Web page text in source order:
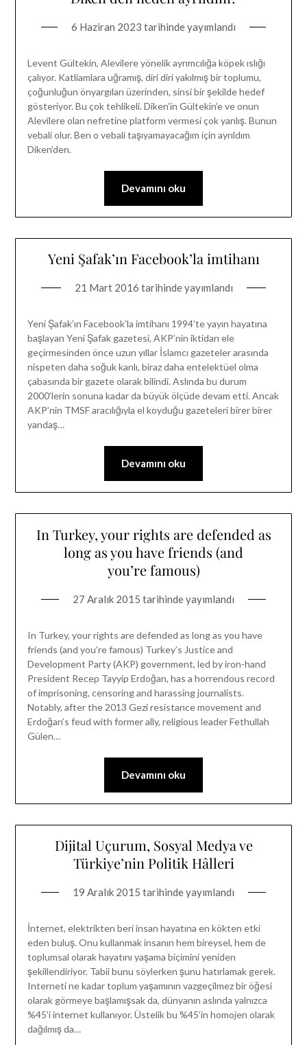
6 Haziran 2023 tarihinde yayımlandı
Levent Gültekin, Alevilere yönelik ayrımcılığa köpek ıslığı
çalıyor. Katliamlara uğramış, diri diri yakılmış bir toplumu,
çoğunluğun önyargıları üzerinden, sinsi bir şekilde hedef
gösteriyor. Bu çok tehlikeli. Diken’in Gültekin’e ve onun
Alevilere olan nefretine platform vermesi çok yanlış. Bunun
vebali olur. Ben o vebali taşıyamayacağım için ayrıldım
Diken’den.
Devamını oku
Yeni Şafak’ın Facebook’la imtihanı
21 Mart 2016 tarihinde yayımlandı
Yeni Şafak’ın Facebook’la imtihanı 1994’te yayın hayatına
başlayan Yeni Şafak gazetesi, AKP’nin iktidarı ele
geçirmesinden önce uzun yıllar İslamcı gazeteler arasında
nispeten daha soğuk kanlı, biraz daha entelektüel olma
çabasında bir gazete olarak bilindi. Aslında bu durum
2000’lerin sonuna kadar da büyük ölçüde devam etti. Ancak
AKP’nin TMSF aracılığıyla el koyduğu gazeteleri birer birer
yandaş…
Devamını oku
In Turkey, your rights are defended as
long as you have friends (and
you’re famous)
27 Aralık 2015 tarihinde yayımlandı
In Turkey, your rights are defended as long as you have
friends (and you’re famous) Turkey’s Justice and
Development Party (AKP) government, led by iron-hand
President Recep Tayyip Erdoğan, has a horrendous record
of imprisoning, censoring and harassing journalists.
Notably, after the 2013 Gezi resistance movement and
Erdoğan’s feud with former ally, religious leader Fethullah
Gülen…
Devamını oku
Dijital Uçurum, Sosyal Medya ve
Türkiye’nin Politik Hâlleri
19 Aralık 2015 tarihinde yayımlandı
İnternet, elektrikten beri insan hayatına en kökten etki
eden buluş. Onu kullanmak insanın hem bireysel, hem de
toplumsal olarak hayatını yaşama biçimini yeniden
şekillendiriyor. Tabii bunu söylerken şunu hatırlamak gerek.
Interneti ne kadar toplum yaşamının vazgeçilmez bir öğesi
olarak görmeye başlamışsak da, dünyanın aslında yalnızca
%45’i internet kullanıyor. Üstelik bu %45’in homojen olarak
dağılmış da…